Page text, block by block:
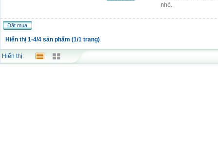
nhỏ.
Đặt mua
Hiển thị 1-4/4 sản phẩm (1/1 trang)
Hiển thị: